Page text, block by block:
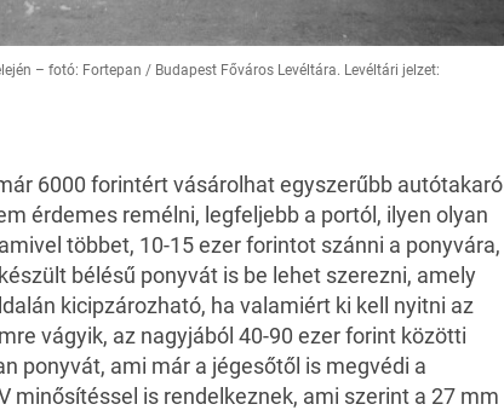
– fotó: Fortepan / Budapest Főváros Levéltára. Levéltári jelzet:
6000 forintért vásárolhat egyszerűbb autótakaró
érdemes remélni, legfeljebb a portól, ilyen olyan
többet, 10-15 ezer forintot szánni a ponyvára,
bélésű ponyvát is be lehet szerezni, amely
kicipzározható, ha valamiért ki kell nyitni az
vágyik, az nagyjából 40-90 ezer forint közötti
ponyvát, ami már a jégesőtől is megvédi a
minősítéssel is rendelkeznek, ami szerint a 27 mm